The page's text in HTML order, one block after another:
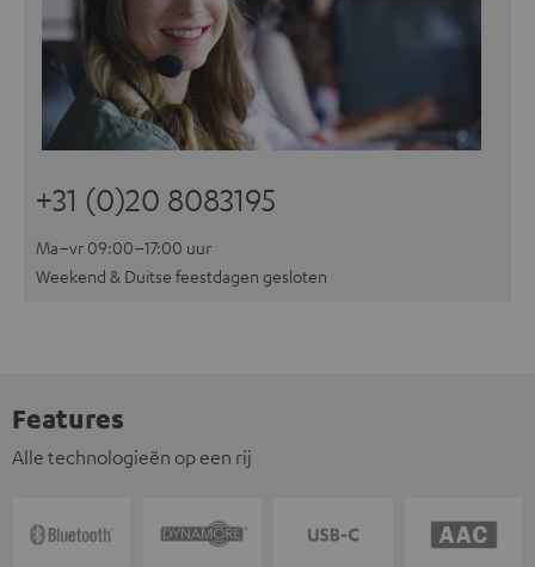
+31 (0)20 8083195
Ma–vr 09:00–17:00 uur
Weekend & Duitse feestdagen gesloten
Features
Alle technologieën op een rij